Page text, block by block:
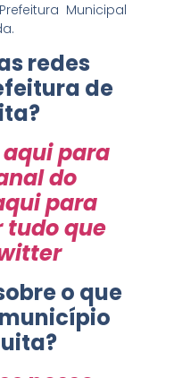
Municipal
redes
de
aqui para
do
para
que
o que